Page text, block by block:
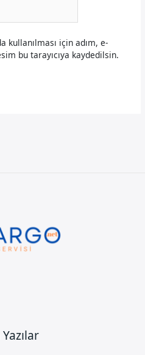
kullanılması için adım, e-
bu tarayıcıya kaydedilsin.